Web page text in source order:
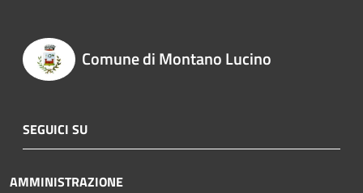
Comune di Montano Lucino
SEGUICI SU
AMMINISTRAZIONE